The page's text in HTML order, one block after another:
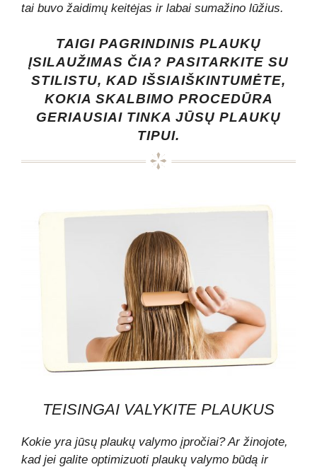
tai buvo žaidimų keitėjas ir labai sumažino lūžius.
TAIGI PAGRINDINIS PLAUKŲ
ĮSILAUŽIMAS ČIA? PASITARKITE SU
STILISTU, KAD IŠSIAIŠKINTUMĖTE,
KOKIA SKALBIMO PROCEDŪRA
GERIAUSIAI TINKA JŪSŲ PLAUKŲ
TIPUI.
TEISINGAI VALYKITE PLAUKUS
Kokie yra jūsų plaukų valymo įpročiai? Ar žinojote,
kad jei galite optimizuoti plaukų valymo būdą ir